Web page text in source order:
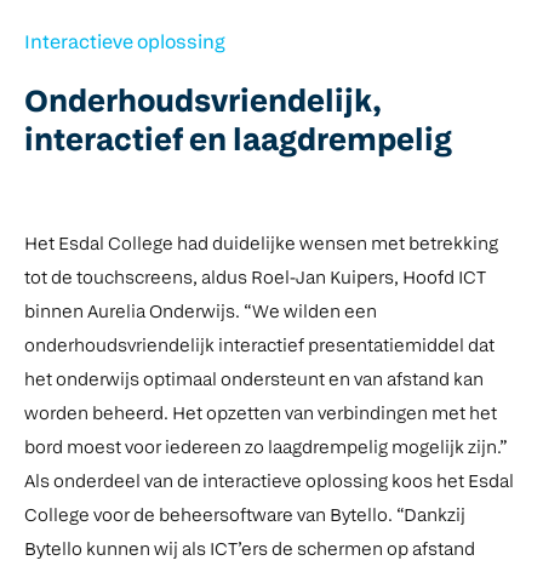
Interactieve oplossing
Onderhoudsvriendelijk,
interactief en laagdrempelig
Het Esdal College had duidelijke wensen met betrekking
tot de touchscreens, aldus Roel-Jan Kuipers, Hoofd ICT
binnen Aurelia Onderwijs. “We wilden een
onderhoudsvriendelijk interactief presentatiemiddel dat
het onderwijs optimaal ondersteunt en van afstand kan
worden beheerd. Het opzetten van verbindingen met het
bord moest voor iedereen zo laagdrempelig mogelijk zijn.”
Als onderdeel van de interactieve oplossing koos het Esdal
College voor de beheersoftware van Bytello. “Dankzij
Bytello kunnen wij als ICT’ers de schermen op afstand